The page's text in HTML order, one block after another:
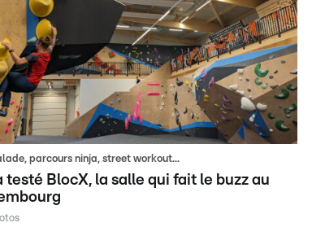
parcours ninja, street workout...
testé BlocX, la salle qui fait le buzz au